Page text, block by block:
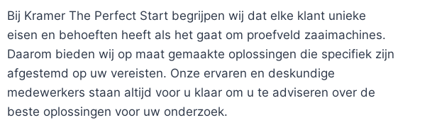
Bij Kramer The Perfect Start begrijpen wij dat elke klant unieke
eisen en behoeften heeft als het gaat om proefveld zaaimachines.
Daarom bieden wij op maat gemaakte oplossingen die specifiek zijn
afgestemd op uw vereisten. Onze ervaren en deskundige
medewerkers staan altijd voor u klaar om u te adviseren over de
beste oplossingen voor uw onderzoek.